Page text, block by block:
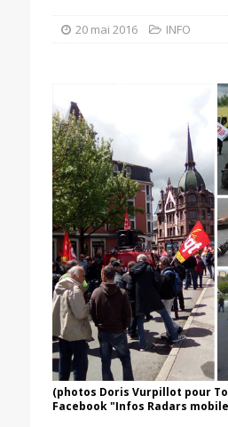
20 mai 2016 INFO
(photos Doris Vurpillot pour
Facebook "Infos Radars